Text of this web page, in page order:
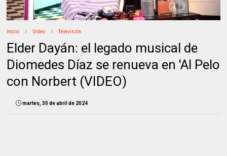
Inicio Video Televisión
Elder Dayán: el legado musical de
Diomedes Díaz se renueva en 'Al Pelo
con Norbert (VIDEO)
martes, 30 de abril de 2024